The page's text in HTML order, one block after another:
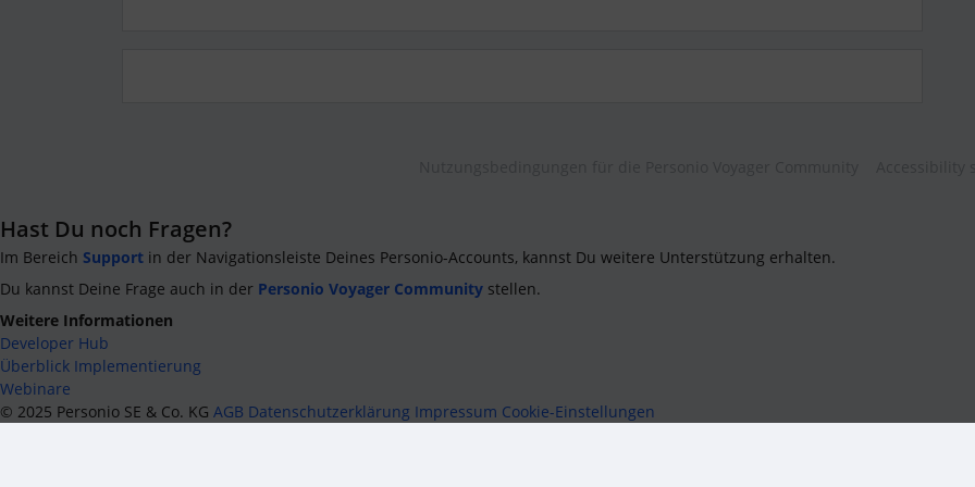
Hast Du noch Fragen?
Im Bereich Support in der Navigationsleiste Deines Personio-Accounts, kannst Du weitere Unterstützung erhalten.
Du kannst Deine Frage auch in der Personio Voyager Community stellen.
Weitere Informationen
Developer Hub
Überblick Implementierung
Webinare
© 2025 Personio SE & Co. KG AGB Datenschutzerklärung Impressum Cookie-Einstellungen